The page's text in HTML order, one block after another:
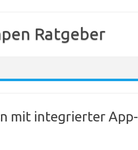
Ratgeber
mit integrierter App-